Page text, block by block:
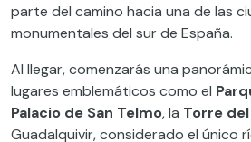
parte del camino hacia una de las
monumentales del sur de España.
Al llegar, comenzarás una
lugares emblemáticos como el
Palacio de San Telmo, la Torre
Guadalquivir, considerado el único